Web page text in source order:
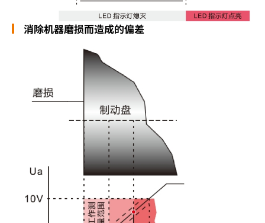
消除机器磨损而造成的偏差